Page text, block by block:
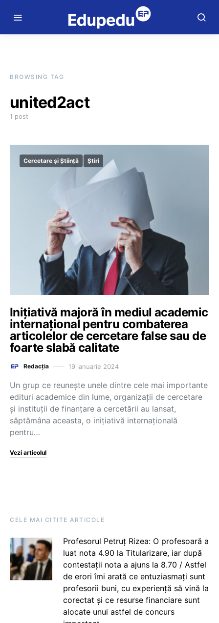
BROWSING TAG
united2act
1 post
Cercetare și Știință Știri
Inițiativă majoră în mediul academic
internațional pentru combaterea
articolelor de cercetare false sau de
foarte slabă calitate
Redacția 19 ianuarie 2024
Un grup ce reunește unele dintre cele mai importante
edituri academice din lume, organizații de cercetare
și instituții de finanțare a cercetării au lansat,
săptămâna aceasta, o inițiativă internațională
pentru…
Vezi articolul
CELE MAI CITITE ARTICOLE
Profesorul Petruț Rizea: O profesoară a
luat nota 4.90 la Titularizare, iar după
contestații nota a ajuns la 8.70 / Astfel
de erori îmi arată ce entuziasmați sunt
profesorii buni, cu experiență să vină la
corectat și ce resurse financiare sunt
alocate unui astfel de concurs